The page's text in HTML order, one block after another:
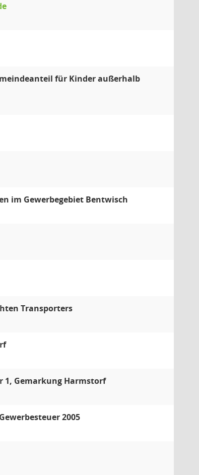
für Kinder außerhalb
im Gewerbegebiet Bentwisch
Transporters
1, Gemarkung Harmstorf
2005